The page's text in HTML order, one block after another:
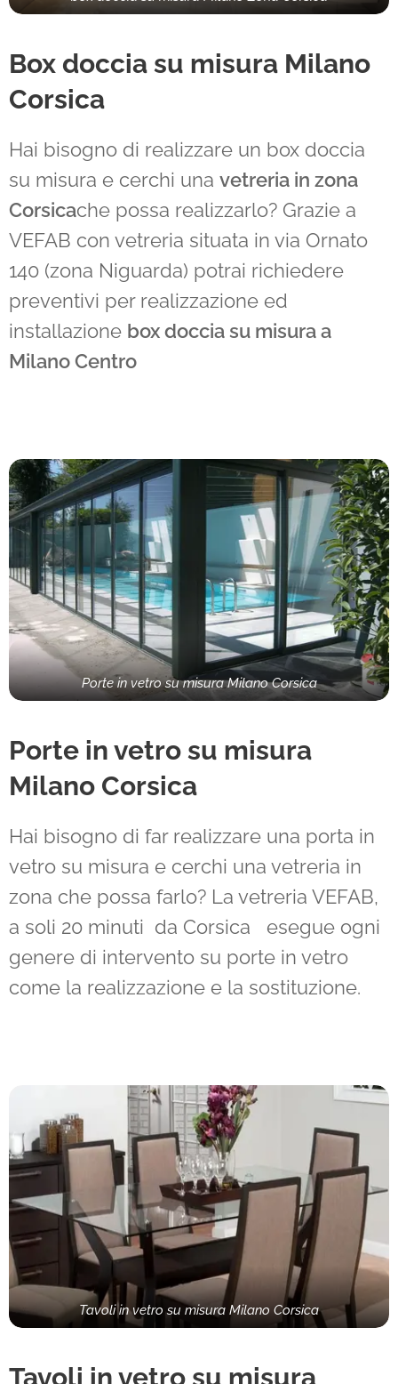
Box doccia su misura Milano
Corsica
Hai bisogno di realizzare un box doccia
su misura e cerchi una vetreria in zona
Corsicache possa realizzarlo? Grazie a
VEFAB con vetreria situata in via Ornato
140 (zona Niguarda) potrai richiedere
preventivi per realizzazione ed
installazione box doccia su misura a
Milano Centro
Porte in vetro su misura Milano Corsica
Porte in vetro su misura
Milano Corsica
Hai bisogno di far realizzare una porta in
vetro su misura e cerchi una vetreria in
zona che possa farlo? La vetreria VEFAB,
a soli 20 minuti da Corsica esegue ogni
genere di intervento su porte in vetro
come la realizzazione e la sostituzione.
Tavoli in vetro su misura Milano Corsica
Tavoli in vetro su misura